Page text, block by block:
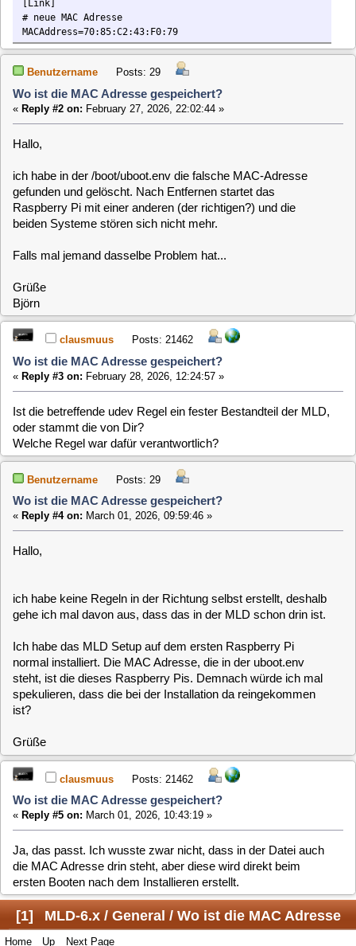
ich habe in der /boot/uboot.env die falsche MAC-Adresse
gefunden und gelöscht. Nach Entfernen startet das
Raspberry Pi mit einer anderen (der richtigen?) und die
beiden Systeme stören sich nicht mehr.
Falls mal jemand dasselbe Problem hat...
Grüße
Björn
«Reply #3 on: February 28, 2026, 12:24:57 »
Ist die betreffende udev Regel ein fester Bestandteil der MLD,
oder stammt die von Dir?
Welche Regel war dafür verantwortlich?
Benutzername Posts: 29
«Reply #4 on:
Hallo,
ich habe keine Regeln in der Richtung selbst erstellt, deshalb
gehe ich mal davon aus, dass das in der MLD schon drin ist.
normal installiert. Die MAC Adresse, die in der uboot.env
steht, ist die dieses Raspberry Pis. Demnach würde ich mal
spekulieren, dass die bei der Installation da reingekommen
Grüße
clausmuus Posts: 21462
ersten Booten nach dem Installieren erstellt.
[1] MLD-6.x / General / Wo ist die MAC Adresse
gespeichert? Jump to:
Home Up Next Page
Users Online
0 Members and 1 Guest are viewing this topic.